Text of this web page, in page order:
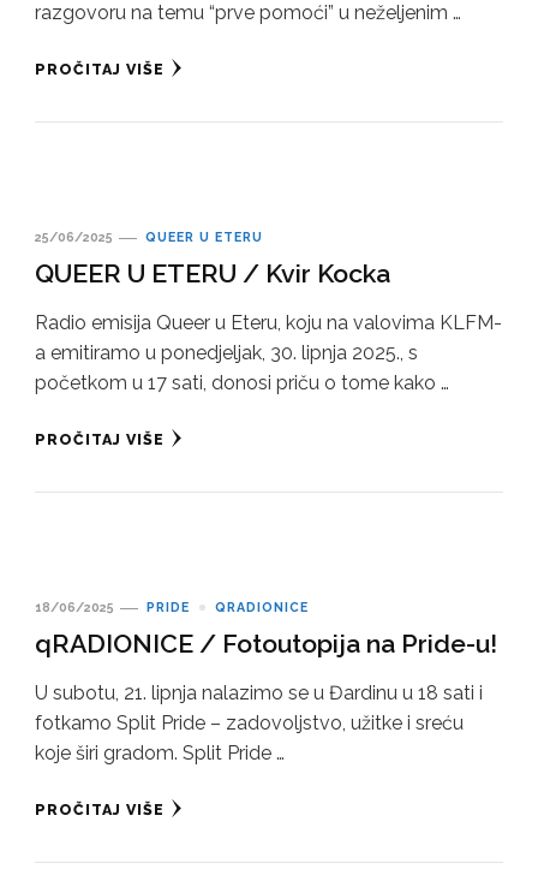
razgovoru na temu “prve pomoći” u neželjenim …
PROČITAJ VIŠE
25/06/2025 QUEER U ETERU
QUEER U ETERU / Kvir Kocka
Radio emisija Queer u Eteru, koju na valovima KLFM-
a emitiramo u ponedjeljak, 30. lipnja 2025., s
početkom u 17 sati, donosi priču o tome kako …
PROČITAJ VIŠE
18/06/2025 PRIDE QRADIONICE
qRADIONICE / Fotoutopija na Pride-u!
U subotu, 21. lipnja nalazimo se u Đardinu u 18 sati i
fotkamo Split Pride – zadovoljstvo, užitke i sreću
koje širi gradom. Split Pride …
PROČITAJ VIŠE